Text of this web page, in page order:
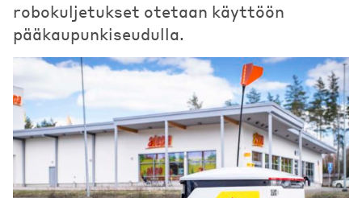
robokuljetukset otetaan käyttöön
pääkaupunkiseudulla.